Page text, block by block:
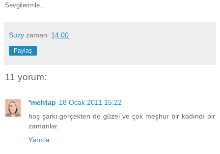
Sevgilerimle...
Suzy zaman: 14:00
Paylaş
11 yorum:
*mehtap 18 Ocak 2011 15:22
hoş şarkı.gerçekten de güzel ve çok meşhur bir kadındı bir
zamanlar.
Yanıtla